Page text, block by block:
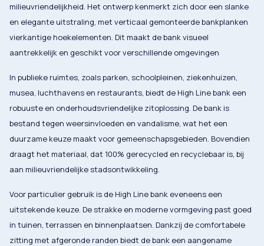
milieuvriendelijkheid. Het ontwerp kenmerkt zich door een slanke
en elegante uitstraling, met verticaal gemonteerde bankplanken
vierkantige hoekelementen. Dit maakt de bank visueel
aantrekkelijk en geschikt voor verschillende omgevingen​
In publieke ruimtes, zoals parken, schoolpleinen, ziekenhuizen,
musea, luchthavens en restaurants, biedt de High Line bank een
robuuste en onderhoudsvriendelijke zitoplossing. De bank is
bestand tegen weersinvloeden en vandalisme, wat het een
duurzame keuze maakt voor gemeenschapsgebieden. Bovendien
draagt het materiaal, dat 100% gerecycled en recyclebaar is, bij
aan milieuvriendelijke stadsontwikkeling​.
Voor particulier gebruik is de High Line bank eveneens een
uitstekende keuze. De strakke en moderne vormgeving past goed
in tuinen, terrassen en binnenplaatsen. Dankzij de comfortabele
zitting met afgeronde randen biedt de bank een aangename